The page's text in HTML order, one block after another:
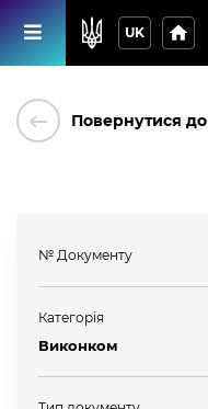
UK home
keyboard_backspace Повернутися
№ Документу
Категорія
Виконком